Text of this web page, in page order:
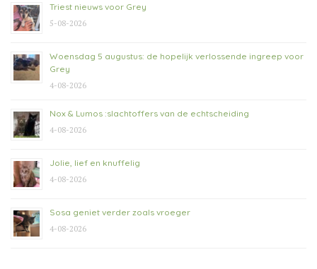
Triest nieuws voor Grey
5-08-2026
Woensdag 5 augustus: de hopelijk verlossende ingreep voor
Grey
4-08-2026
Nox & Lumos :slachtoffers van de echtscheiding
4-08-2026
Jolie, lief en knuffelig
4-08-2026
Sosa geniet verder zoals vroeger
4-08-2026